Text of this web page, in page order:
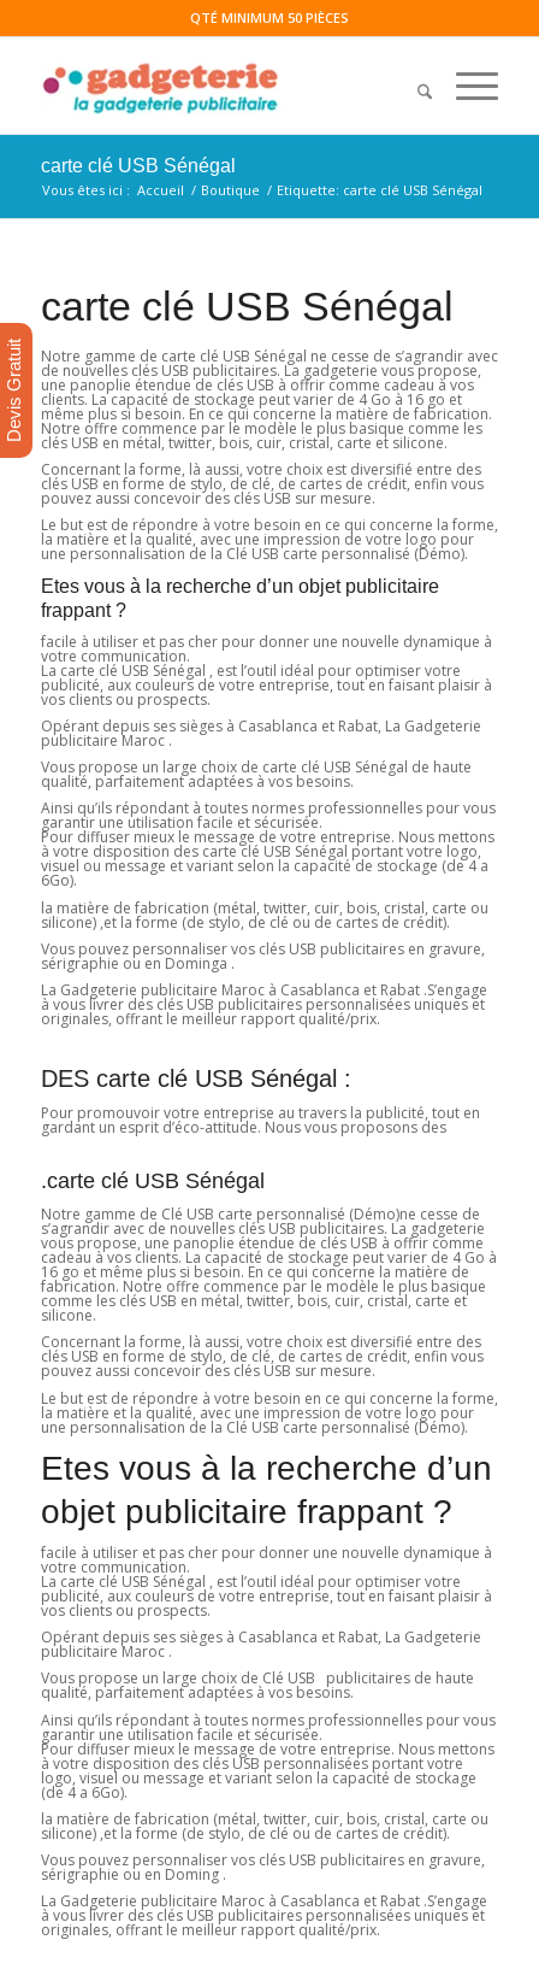
QTÉ MINIMUM 50 PIÈCES
carte clé USB Sénégal
Vous êtes ici : Accueil / Boutique / Etiquette: carte clé USB Sénégal
carte clé USB Sénégal
Notre gamme de carte clé USB Sénégal ne cesse de s’agrandir avec
de nouvelles clés USB publicitaires. La gadgeterie vous propose,
une panoplie étendue de clés USB à offrir comme cadeau à vos
clients. La capacité de stockage peut varier de 4 Go à 16 go et
même plus si besoin. En ce qui concerne la matière de fabrication.
Notre offre commence par le modèle le plus basique comme les
clés USB en métal, twitter, bois, cuir, cristal, carte et silicone.
Concernant la forme, là aussi, votre choix est diversifié entre des
clés USB en forme de stylo, de clé, de cartes de crédit, enfin vous
pouvez aussi concevoir des clés USB sur mesure.
Le but est de répondre à votre besoin en ce qui concerne la forme,
la matière et la qualité, avec une impression de votre logo pour
une personnalisation de la Clé USB carte personnalisé (Démo).
Etes vous à la recherche d’un objet publicitaire
frappant ?
facile à utiliser et pas cher pour donner une nouvelle dynamique à
votre communication.
La carte clé USB Sénégal , est l’outil idéal pour optimiser votre
publicité, aux couleurs de votre entreprise, tout en faisant plaisir à
vos clients ou prospects.
Opérant depuis ses sièges à Casablanca et Rabat, La Gadgeterie
publicitaire Maroc .
Vous propose un large choix de carte clé USB Sénégal de haute
qualité, parfaitement adaptées à vos besoins.
Ainsi qu’ils répondant à toutes normes professionnelles pour vous
garantir une utilisation facile et sécurisée.
Pour diffuser mieux le message de votre entreprise. Nous mettons
à votre disposition des carte clé USB Sénégal portant votre logo,
visuel ou message et variant selon la capacité de stockage (de 4 a
6Go).
la matière de fabrication (métal, twitter, cuir, bois, cristal, carte ou
silicone) ,et la forme (de stylo, de clé ou de cartes de crédit).
Vous pouvez personnaliser vos clés USB publicitaires en gravure,
sérigraphie ou en Dominga .
La Gadgeterie publicitaire Maroc à Casablanca et Rabat .S’engage
à vous livrer des clés USB publicitaires personnalisées uniques et
originales, offrant le meilleur rapport qualité/prix.
DES carte clé USB Sénégal :
Pour promouvoir votre entreprise au travers la publicité, tout en
gardant un esprit d’éco-attitude. Nous vous proposons des
.carte clé USB Sénégal
Notre gamme de Clé USB carte personnalisé (Démo)ne cesse de
s’agrandir avec de nouvelles clés USB publicitaires. La gadgeterie
vous propose, une panoplie étendue de clés USB à offrir comme
cadeau à vos clients. La capacité de stockage peut varier de 4 Go à
16 go et même plus si besoin. En ce qui concerne la matière de
fabrication. Notre offre commence par le modèle le plus basique
comme les clés USB en métal, twitter, bois, cuir, cristal, carte et
silicone.
Concernant la forme, là aussi, votre choix est diversifié entre des
clés USB en forme de stylo, de clé, de cartes de crédit, enfin vous
pouvez aussi concevoir des clés USB sur mesure.
Le but est de répondre à votre besoin en ce qui concerne la forme,
la matière et la qualité, avec une impression de votre logo pour
une personnalisation de la Clé USB carte personnalisé (Démo).
Etes vous à la recherche d’un
objet publicitaire frappant ?
facile à utiliser et pas cher pour donner une nouvelle dynamique à
votre communication.
La carte clé USB Sénégal , est l’outil idéal pour optimiser votre
publicité, aux couleurs de votre entreprise, tout en faisant plaisir à
vos clients ou prospects.
Opérant depuis ses sièges à Casablanca et Rabat, La Gadgeterie
publicitaire Maroc .
Vous propose un large choix de Clé USB publicitaires de haute
qualité, parfaitement adaptées à vos besoins.
Ainsi qu’ils répondant à toutes normes professionnelles pour vous
garantir une utilisation facile et sécurisée.
Pour diffuser mieux le message de votre entreprise. Nous mettons
à votre disposition des clés USB personnalisées portant votre
logo, visuel ou message et variant selon la capacité de stockage
(de 4 a 6Go).
la matière de fabrication (métal, twitter, cuir, bois, cristal, carte ou
silicone) ,et la forme (de stylo, de clé ou de cartes de crédit).
Vous pouvez personnaliser vos clés USB publicitaires en gravure,
sérigraphie ou en Doming .
La Gadgeterie publicitaire Maroc à Casablanca et Rabat .S’engage
à vous livrer des clés USB publicitaires personnalisées uniques et
originales, offrant le meilleur rapport qualité/prix.
Devis Gratuit